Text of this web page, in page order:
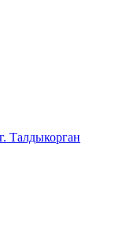
Талдыкорган